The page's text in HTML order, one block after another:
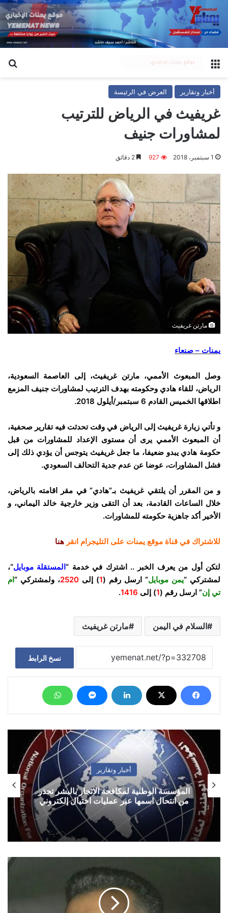
القائمة
أخبار وتقارير العرض في الرئيسة
غريفيث في الرياض للترتيب
لمشاورات جنيف
1 سبتمبر، 2018 927
مارتن غريفيث
يمنات – صنعاء
وصل المبعوث الأممي، مارتن غريفيث، إلى العاصمة السعودية،
الرياض، للقاء هادي وحكومته بهدف الترتيب لمشاورات جنيف المزمع
اطلاقها الخميس القادم 6 سبتمبر/أيلول 2018.
و تأتي زيارة غريفيث إلى الرياض في وقت تحدثت فيه تقارير صحفية،
أن المبعوث الأممي يرى أن مستوى الإعداد للمشاورات من قبل
حكومة هادي يبدو ضعيفا، ما جعل غريفيث يتوجس أن يؤدي ذلك إلى
فشل المشاورات، عوضا عن عدم جدية التحالف السعودي.
و من المقرر أن يلتقي غريفيث بـ”هادي” في مقر اقامته بالرياض،
خلال الساعات القادمة، بعد أن التقى وزير خارجية خالد اليماني، و
الأخير أكد جاهزية حكومته للمشاورات.
للاشتراك في قناة موقع يمنات على التليجرام انقر هنا
لتكن أول من يعرف الخبر .. اشترك في خدمة “المستقلة موبايل“،
لمشتركي “يمن موبايل” ارسل رقم (1) إلى 2520، ولمشتركي “ام
تي إن” ارسل رقم (1) إلى 1416
.
السلام في اليمن مارتن غريفيث
نسخ الرابط
أخبار وتقارير
المؤسسة الوطنية لمكافحة الاتجار بالبشر تحذر
من انتحال اسمها عبر عمليات احتيال إلكتروني